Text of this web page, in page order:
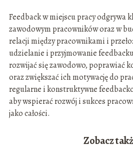
Feedback w miejscu pracy odgrywa
zawodowym pracowników oraz w
relacji między pracownikami i
udzielanie i przyjmowanie
rozwijać się zawodowo, poprawiać
oraz zwiększać ich motywację do
regularne i konstruktywne
aby wspierać rozwój i sukces
jako całości.
Zobacz